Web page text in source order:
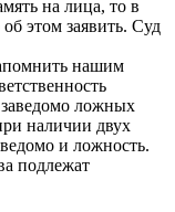
на лица, то в
этом заявить. Суд
нашим
заведомо ложных
наличии двух
и ложность.
подлежат